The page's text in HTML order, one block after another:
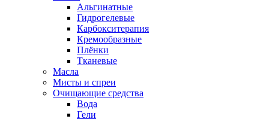
Альгинатные
Гидрогелевые
Карбокситерапия
Кремообразные
Плёнки
Тканевые
Масла
Мисты и спреи
Очищающие средства
Вода
Гели